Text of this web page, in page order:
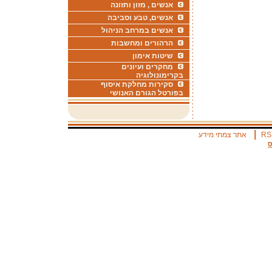
אנשים , מזון ותזונה
אנשים, טבע וסביבה
אנשים במרחב הניהול
הרהורים ומחשבות
שיטות אימון
מחקרים ועיונים
בקרימונולוגיה
סקירות מחלקת איסוף
בפורטל הגורם האנושי
אתר צמתי מידע